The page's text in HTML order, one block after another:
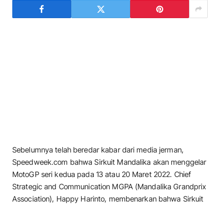
Sebelumnya telah beredar kabar dari media jerman,
Speedweek.com bahwa Sirkuit Mandalika akan menggelar
MotoGP seri kedua pada 13 atau 20 Maret 2022. Chief
Strategic and Communication MGPA (Mandalika Grandprix
Association), Happy Harinto, membenarkan bahwa Sirkuit